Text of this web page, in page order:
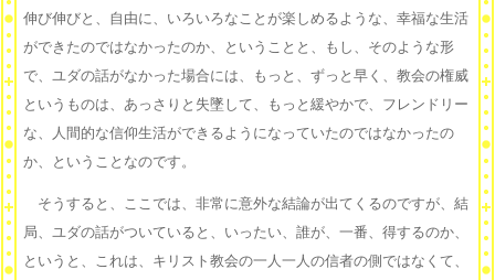
伸び伸びと、自由に、いろいろなことが楽しめるような、幸福な生活
ができたのではなかったのか、ということと、もし、そのような形
で、ユダの話がなかった場合には、もっと、ずっと早く、教会の権威
というものは、あっさりと失墜して、もっと緩やかで、フレンドリー
な、人間的な信仰生活ができるようになっていたのではなかったの
か、ということなのです。
そうすると、ここでは、非常に意外な結論が出てくるのですが、結
局、ユダの話がついていると、いったい、誰が、一番、得するのか、
というと、これは、キリスト教会の一人一人の信者の側ではなくて、